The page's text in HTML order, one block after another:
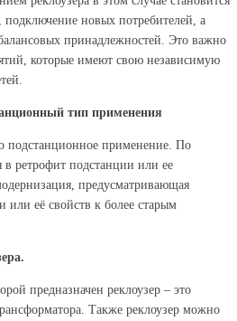
новых потребителей, а
принадлежностей. Это важно
которые имеют свою независимую
тип применения
подстанционное применение. По
в ретрофит подстанции или ее
предусматривающая
или её свойств к более старым
предназначен реклоузер – это
Также реклоузер можно